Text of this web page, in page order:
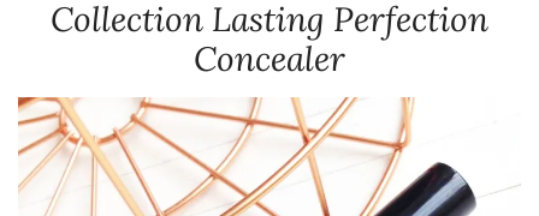
Collection Lasting Perfection
Concealer